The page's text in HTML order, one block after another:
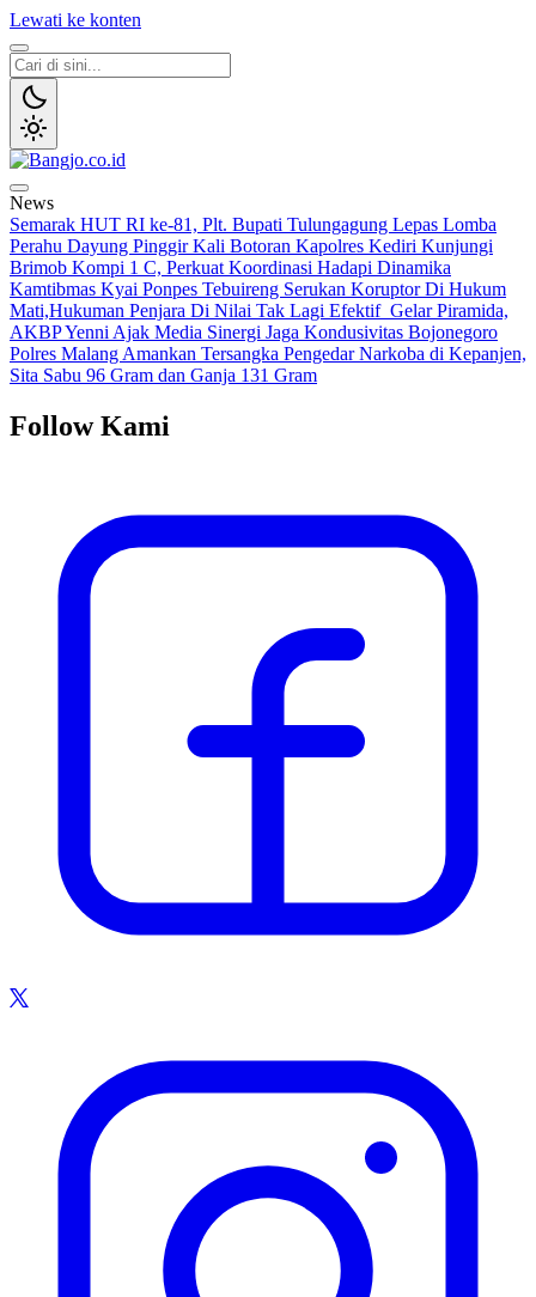
Lewati ke konten
Bangjo.co.id
Berani, Tegas, Terpercaya
News
Semarak HUT RI ke-81, Plt. Bupati Tulungagung Lepas Lomba
Perahu Dayung Pinggir Kali Botoran Kapolres Kediri Kunjungi
Brimob Kompi 1 C, Perkuat Koordinasi Hadapi Dinamika
Kamtibmas Kyai Ponpes Tebuireng Serukan Koruptor Di Hukum
Mati,Hukuman Penjara Di Nilai Tak Lagi Efektif Gelar Piramida,
AKBP Yenni Ajak Media Sinergi Jaga Kondusivitas Bojonegoro
Polres Malang Amankan Tersangka Pengedar Narkoba di Kepanjen,
Sita Sabu 96 Gram dan Ganja 131 Gram
Follow Kami